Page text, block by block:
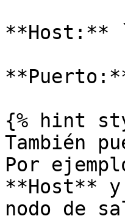
**Host:**
{% hint
También
Por
**Host**
nodo de